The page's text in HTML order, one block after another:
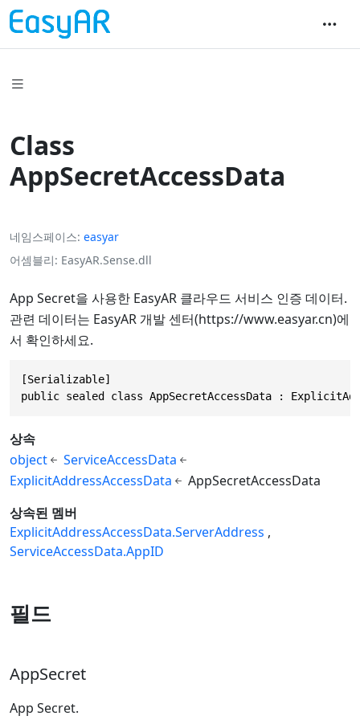
Class
AppSecretAccessData
네임스페이스 easyar
어셈블리 EasyAR.Sense.dll
App Secret을 사용한 EasyAR 클라우드 서비스 인증 데이터.
관련 데이터는 EasyAR 개발 센터(https://www.easyar.cn)에
서 확인하세요.
[Serializable]
public sealed class AppSecretAccessData :
상속
object
ServiceAccessData
ExplicitAddressAccessData
AppSecretAccessData
상속된 멤버
ExplicitAddressAccessData.ServerAddress
ServiceAccessData.AppID
필드
AppSecret
App Secret.